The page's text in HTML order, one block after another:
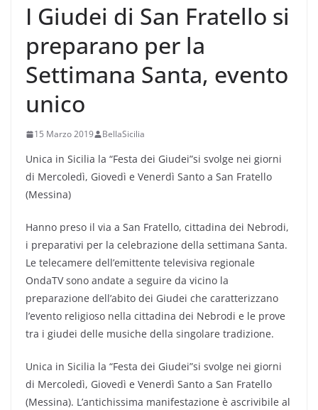
I Giudei di San Fratello si
preparano per la
Settimana Santa, evento
unico
15 Marzo 2019 BellaSicilia
Unica in Sicilia la “Festa dei Giudei”si svolge nei giorni
di Mercoledì, Giovedì e Venerdì Santo a San Fratello
(Messina)
Hanno preso il via a San Fratello, cittadina dei Nebrodi,
i preparativi per la celebrazione della settimana Santa.
Le telecamere dell’emittente televisiva regionale
OndaTV sono andate a seguire da vicino la
preparazione dell’abito dei Giudei che caratterizzano
l’evento religioso nella cittadina dei Nebrodi e le prove
tra i giudei delle musiche della singolare tradizione.
Unica in Sicilia la “Festa dei Giudei”si svolge nei giorni
di Mercoledì, Giovedì e Venerdì Santo a San Fratello
(Messina). L’antichissima manifestazione è ascrivibile al